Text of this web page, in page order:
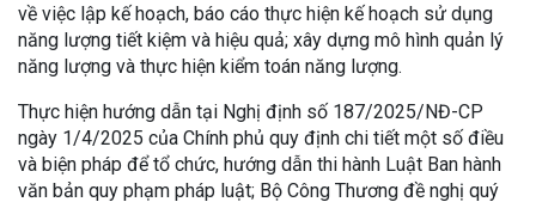
về việc lập kế hoạch, báo cáo thực hiện kế hoạch sử dụng
năng lượng tiết kiệm và hiệu quả; xây dựng mô hình quản lý
năng lượng và thực hiện kiểm toán năng lượng.
Thực hiện hướng dẫn tại Nghị định số 187/2025/NĐ-CP
ngày 1/4/2025 của Chính phủ quy định chi tiết một số điều
và biện pháp để tổ chức, hướng dẫn thi hành Luật Ban hành
văn bản quy phạm pháp luật; Bộ Công Thương đề nghị quý